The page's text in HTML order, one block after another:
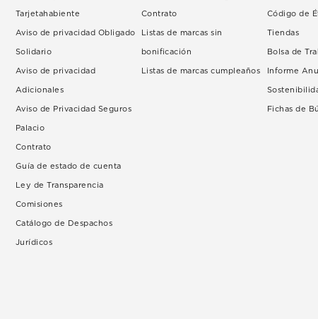
Tarjetahabiente
Aviso de privacidad Obligado
Solidario
Aviso de privacidad
Adicionales
Aviso de Privacidad Seguros
Palacio
Contrato
Guía de estado de cuenta
Ley de Transparencia
Comisiones
Catálogo de Despachos
Jurídicos
Contrato
Listas de marcas sin
bonificación
Listas de marcas cumpleaños
Código de
Tiendas
Bolsa de
Informe
Fichas de